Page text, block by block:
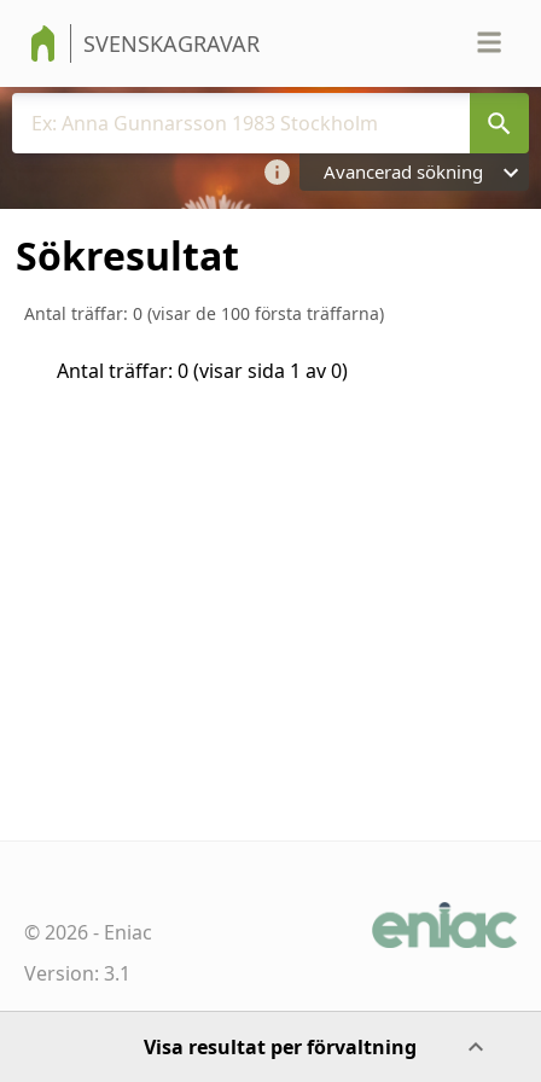
SVENSKAGRAVAR
Avancerad sökning
Sökresultat
Antal träffar: 0 (visar de 100 första träffarna)
Visa resultat per förvaltning
Antal träffar: 0(visar sida 1 av0)
©2026- Eniac
Version: 3.1